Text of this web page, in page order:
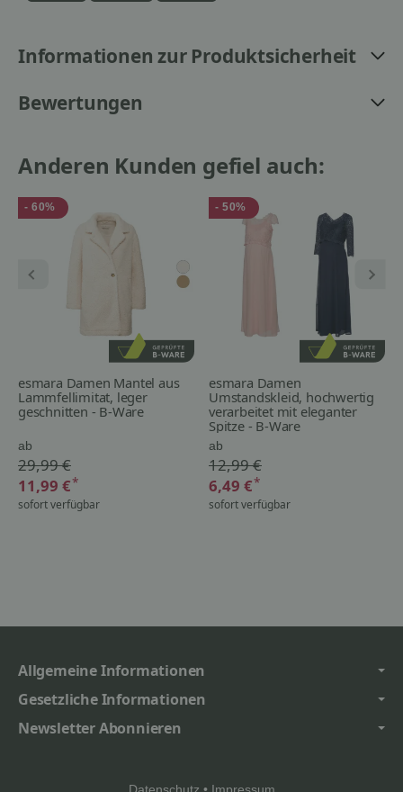
Informationen zur Produktsicherheit
Bewertungen
Anderen Kunden gefiel auch:
- 60%
esmara Damen Mantel aus
Lammfellimitat, leger
geschnitten - B-Ware
ab
29,99 €
11,99 €*
sofort verfügbar
- 50%
esmara Damen
Umstandskleid, hochwertig
verarbeitet mit eleganter
Spitze - B-Ware
ab
12,99 €
6,49 €*
sofort verfügbar
Allgemeine Informationen
Gesetzliche Informationen
Newsletter Abonnieren